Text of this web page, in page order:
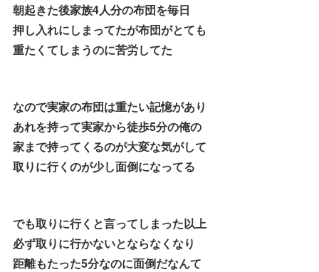
朝起きた後家族4人分の布団を毎日
押し入れにしまってたが布団がとても
重たくてしまうのに苦労してた
なので実家の布団は重たい記憶があり
あれを持って実家から徒歩5分の俺の
家まで持ってくるのが大変な気がして
取りに行くのが少し面倒になってる
でも取りに行くと言ってしまった以上
必ず取りに行かないとならなくなり
距離もたった5分なのに面倒だなんて